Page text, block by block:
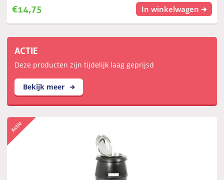
€14,75 In winkelwagen
ACTIE
Deze producten zijn tijdelijk laag geprijsd
Bekijk meer